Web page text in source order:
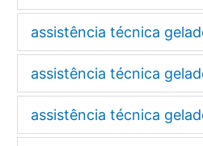
assistência técnica
assistência técnica
assistência técnica